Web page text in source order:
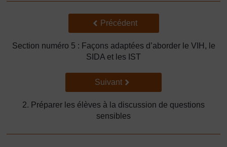
Précédent
Précédent
Section numéro 5 : Façons adaptées d’aborder le VIH, le
SIDA et les IST
Suivant
Suivant
2. Préparer les élèves à la discussion de questions
sensibles